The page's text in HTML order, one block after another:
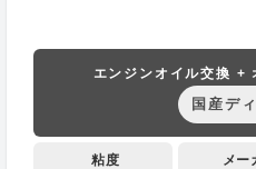
エンジンオイル交換 +
国産デ
粘度 メー